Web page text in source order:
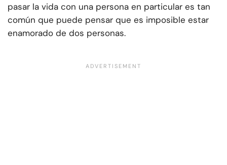
pasar la vida con una persona en particular es tan
común que puede pensar que es imposible estar
enamorado de dos personas.